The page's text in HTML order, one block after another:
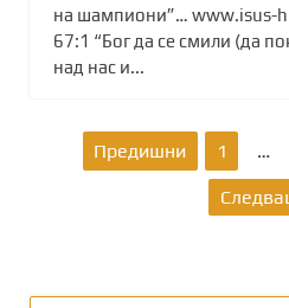
на шампиони”… www.isus-
67:1 “Бог да се смили (да
над нас и...
д
Предишни 1 …